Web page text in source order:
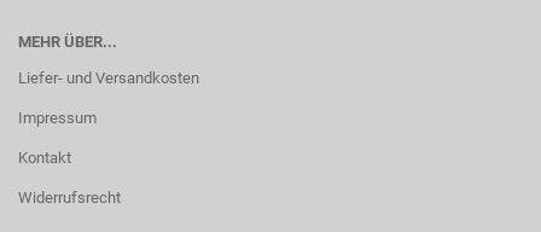
MEHR ÜBER...
Liefer- und Versandkosten
Impressum
Kontakt
Widerrufsrecht